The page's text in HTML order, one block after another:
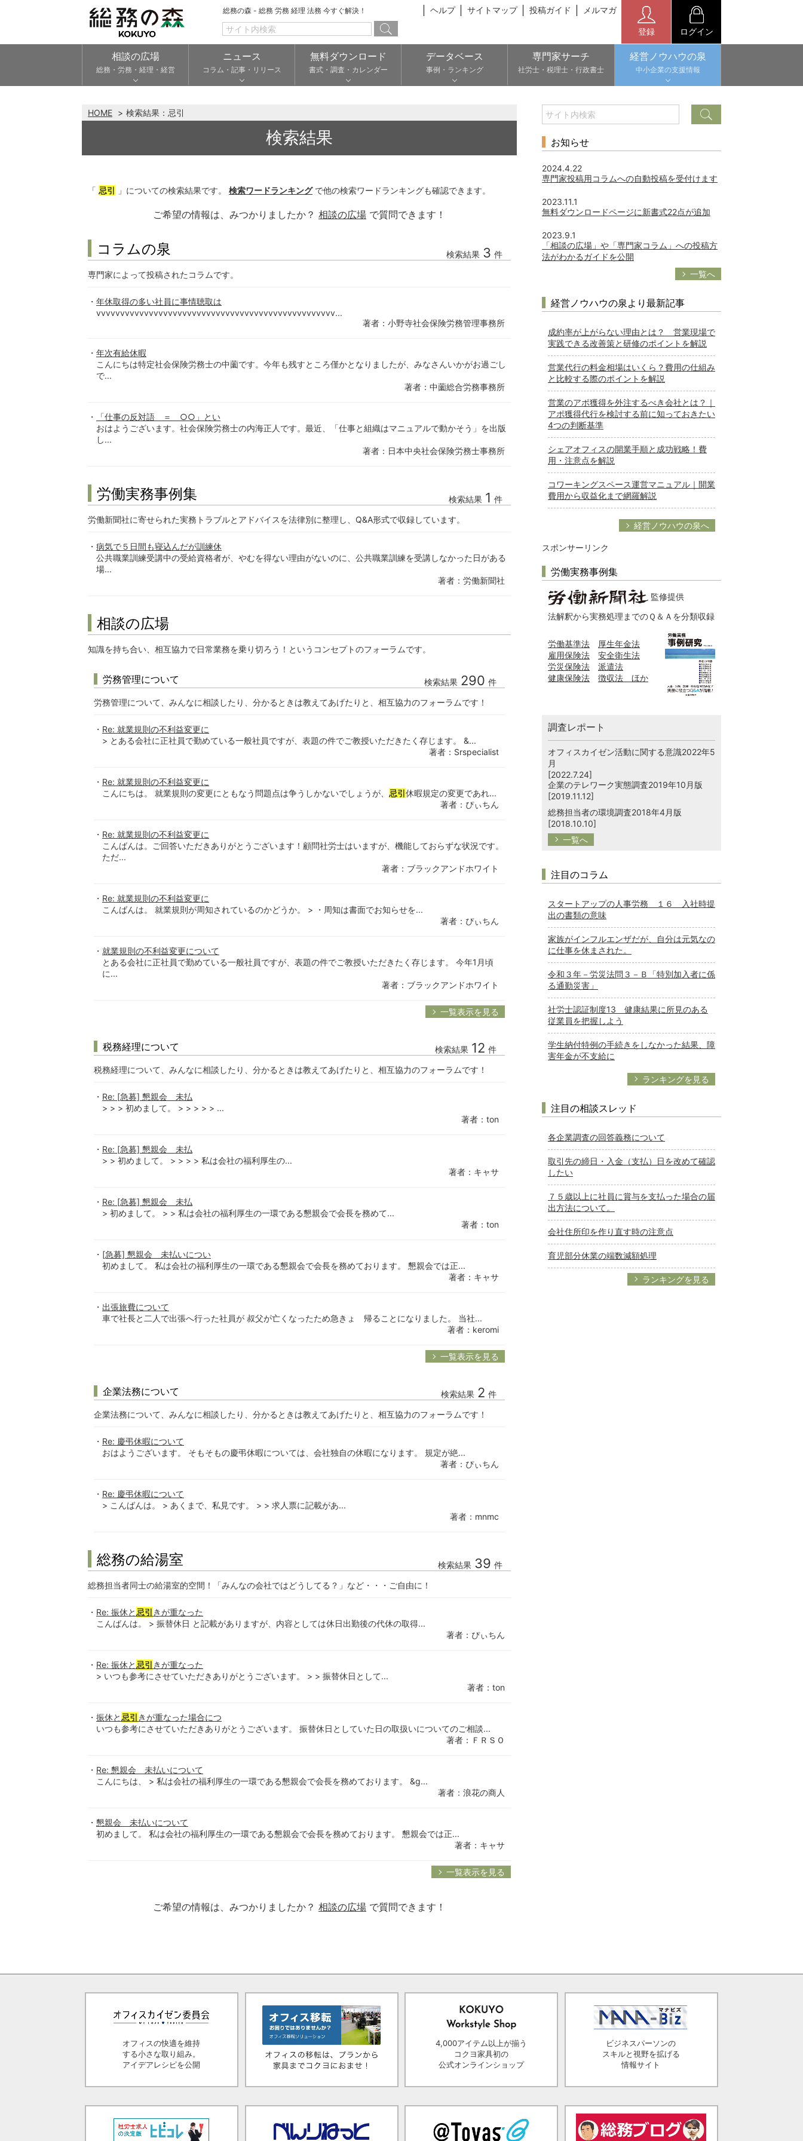
総務の森 - 総務 労務 経理 法務 今すぐ解決！ ヘルプ サイトマップ 投稿ガイド メルマガ
登録 ログイン
相談の広場
総務・労務・経理・経営
ニュース
コラム・記事・リリース
無料ダウンロード
書式・調査・カレンダー
データベース
事例・ランキング
専門家サーチ
社労士・税理士・行政書士
経営ノウハウの泉
中小企業の支援情報
HOME 検索結果： 忌引
検索結果
「 忌引 」についての検索結果です。 検索ワードランキングで他の検索ワードランキングも確認できます。
ご希望の情報は、みつかりましたか？ 相談の広場 で質問できます！
コラムの泉 検索結果 3 件
専門家によって投稿されたコラムです。
年休取得の多い社員に事情聴取は
vvvvvvvvvvvvvvvvvvvvvvvvvvvvvvvvvvvvvvvvvvvvvvvvvv...
著者：小野寺社会保険労務管理事務所
年次有給休暇
こんにちは特定社会保険労務士の中薗です。今年も残すところ僅かとなりましたが、みなさんいかがお過ごし
で...
著者：中薗総合労務事務所
「仕事の反対語 ＝ ○○」とい
おはようございます。社会保険労務士の内海正人です。最近、「仕事と組織はマニュアルで動かそう」を出版
し...
著者：日本中央社会保険労務士事務所
労働実務事例集 検索結果 1 件
労働新聞社に寄せられた実務トラブルとアドバイスを法律別に整理し、Q&A形式で収録しています。
病気で５日間も寝込んだが訓練休
公共職業訓練受講中の受給資格者が、やむを得ない理由がないのに、公共職業訓練を受講しなかった日がある
場...
著者：労働新聞社
相談の広場
知識を持ち合い、相互協力で日常業務を乗り切ろう！というコンセプトのフォーラムです。
労務管理について 検索結果 290 件
労務管理について、みんなに相談したり、分かるときは教えてあげたりと、相互協力のフォーラムです！
Re: 就業規則の不利益変更に
> とある会社に正社員で勤めている一般社員ですが、表題の件でご教授いただきたく存じます。 &...
著者：Srspecialist
Re: 就業規則の不利益変更に
こんにちは。 就業規則の変更にともなう問題点は争うしかないでしょうが、 忌引休暇規定の変更であれ...
著者：ぴぃちん
Re: 就業規則の不利益変更に
こんばんは。ご回答いただきありがとうございます！顧問社労士はいますが、機能しておらずな状況です。
ただ...
著者：ブラックアンドホワイト
Re: 就業規則の不利益変更に
こんばんは。 就業規則が周知されているのかどうか。 > ・周知は書面でお知らせを...
著者：ぴぃちん
就業規則の不利益変更について
とある会社に正社員で勤めている一般社員ですが、表題の件でご教授いただきたく存じます。 今年1月頃
に...
著者：ブラックアンドホワイト
一覧表示を見る
税務経理について 検索結果 12 件
税務経理について、みんなに相談したり、分かるときは教えてあげたりと、相互協力のフォーラムです！
Re: [急募] 懇親会 未払
> > > 初めまして。 > > > > > ...
著者：ton
Re: [急募] 懇親会 未払
> > 初めまして。 > > > > 私は会社の福利厚生の...
著者：キャサ
Re: [急募] 懇親会 未払
> 初めまして。 > > 私は会社の福利厚生の一環である懇親会で会長を務めて...
著者：ton
[急募] 懇親会 未払いについ
初めまして。 私は会社の福利厚生の一環である懇親会で会長を務めております。 懇親会では正...
著者：キャサ
出張旅費について
車で社長と二人で出張へ行った社員が 叔父が亡くなったため急きょ 帰ることになりました。 当社...
著者：keromi
一覧表示を見る
企業法務について 検索結果 2 件
企業法務について、みんなに相談したり、分かるときは教えてあげたりと、相互協力のフォーラムです！
Re: 慶弔休暇について
おはようございます。 そもそもの慶弔休暇については、会社独自の休暇になります。 規定が絶...
著者：ぴぃちん
Re: 慶弔休暇について
> こんばんは。 > あくまで、私見です。 > > 求人票に記載があ...
著者：mnmc
総務の給湯室 検索結果 39 件
総務担当者同士の給湯室的空間！「みんなの会社ではどうしてる？」など・・・ご自由に！
Re: 振休と忌引 きが重なった
こんばんは。 > 振替休日 と記載がありますが、内容としては休日出勤後の代休の取得...
著者：ぴぃちん
Re: 振休と忌引 きが重なった
> いつも参考にさせていただきありがとうございます。 > > 振替休日として...
著者：ton
振休と忌引 きが重なった場合につ
いつも参考にさせていただきありがとうございます。 振替休日としていた日の取扱いについてのご相談...
著者：ＦＲＳＯ
Re: 懇親会 未払いについて
こんにちは、 > 私は会社の福利厚生の一環である懇親会で会長を務めております。 &g...
著者：浪花の商人
懇親会 未払いについて
初めまして。 私は会社の福利厚生の一環である懇親会で会長を務めております。 懇親会では正...
著者：キャサ
一覧表示を見る
ご希望の情報は、みつかりましたか？ 相談の広場 で質問できます！
お知らせ
2024.4.22
専門家投稿用コラムへの自動投稿を受付けます
2023.11.1
無料ダウンロードページに新書式22点が追加
2023.9.1
「相談の広場」や「専門家コラム」への投稿方
法がわかるガイドを公開
一覧へ
経営ノウハウの泉より最新記事
成約率が上がらない理由とは？ 営業現場で
実践できる改善策と研修のポイントを解説
営業代行の料金相場はいくら？費用の仕組み
と比較する際のポイントを解説
営業のアポ獲得を外注するべき会社とは？｜
アポ獲得代行を検討する前に知っておきたい
4つの判断基準
シェアオフィスの開業手順と成功戦略！費
用・注意点を解説
コワーキングスペース運営マニュアル｜開業
費用から収益化まで網羅解説
経営ノウハウの泉へ
スポンサーリンク
労働実務事例集
監修提供
法解釈から実務処理までのＱ＆Ａを分類収録
労働基準法
厚生年金法
雇用保険法
安全衛生法
労災保険法
派遣法
健康保険法
徴収法 ほか
調査レポート
オフィスカイゼン活動に関する意識2022年5
月
[2022.7.24]
企業のテレワーク実態調査2019年10月版
[2019.11.12]
総務担当者の環境調査2018年4月版
[2018.10.10]
一覧へ
注目のコラム
スタートアップの人事労務 １６ 入社時提
出の書類の意味
家族がインフルエンザだが、自分は元気なの
に仕事を休まされた。
令和３年－労災法問３－Ｂ「特別加入者に係
る通勤災害」
社労士認証制度13 健康結果に所見のある
従業員を把握しよう
学生納付特例の手続きをしなかった結果、障
害年金が不支給に
ランキングを見る
注目の相談スレッド
各企業調査の回答義務について
取引先の締日・入金（支払）日を改めて確認
したい
７５歳以上に社員に賞与を支払った場合の届
出方法について。
会社住所印を作り直す時の注意点
育児部分休業の端数減額処理
ランキングを見る
オフィスの快適を維持
する小さな取り組み。
アイデアレシピを公開
4,000アイテム以上が揃う
コクヨ家具初の
公式オンラインショップ
ビジネスパーソンの
スキルと視野を拡げる
情報サイト